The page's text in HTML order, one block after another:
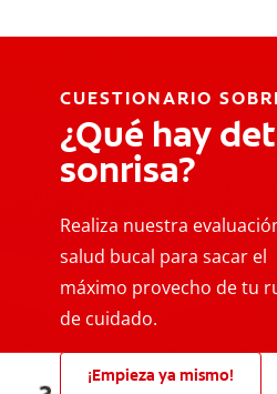
CUESTIONARIO
¿Qué hay
sonrisa?
Realiza nuestra
salud bucal para sacar el
máximo provecho de tu
de cuidado.
¡Empieza ya mismo!